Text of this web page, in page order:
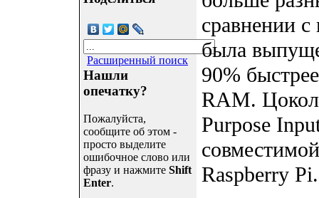
Расширенный поиск
Нашли
опечатку?
Пожалуйста,
сообщите об этом -
просто выделите
ошибочное слово или
фразу и нажмите Shift
Enter.
сравнении
была
90%
RAM.
Purpose
Raspberry Pi.